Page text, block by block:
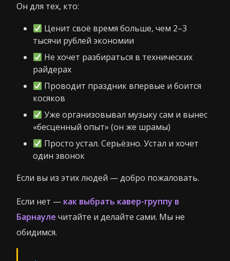
Он для тех, кто:
Ценит своё время больше, чем 2–3
тысячи рублей экономии
Не хочет разбираться в технических
райдерах
Проводит праздник впервые и боится
косяков
Уже организовывал музыку сам и вынес
«бесценный опыт» (он же шрамы)
Просто устал. Серьёзно. Устал и хочет
один звонок
Если вы из этих людей — добро пожаловать.
Если нет — как выбрать кавер-группу в
Барнауле читайте и делайте сами. Мы не
обидимся.